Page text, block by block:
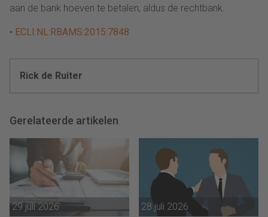
aan de bank hoeven te betalen, aldus de rechtbank.
• ECLI:NL:RBAMS:2015:7848
Rick de Ruiter
Gerelateerde artikelen
29 juli 2026 28 juli 2026